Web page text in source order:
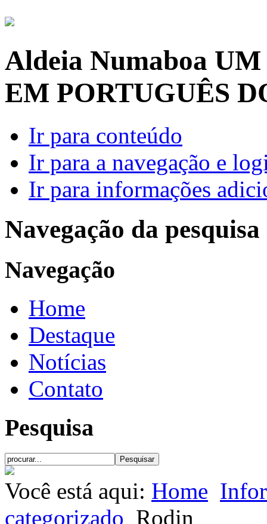
Aldeia Numaboa UM
EM PORTUGUÊS
Ir para conteúdo
Ir para a navegação e
Ir para informações
Navegação da pesquisa
Navegação
Home
Destaque
Notícias
Contato
Pesquisa
Você está aqui: Home
categorizado Rodin